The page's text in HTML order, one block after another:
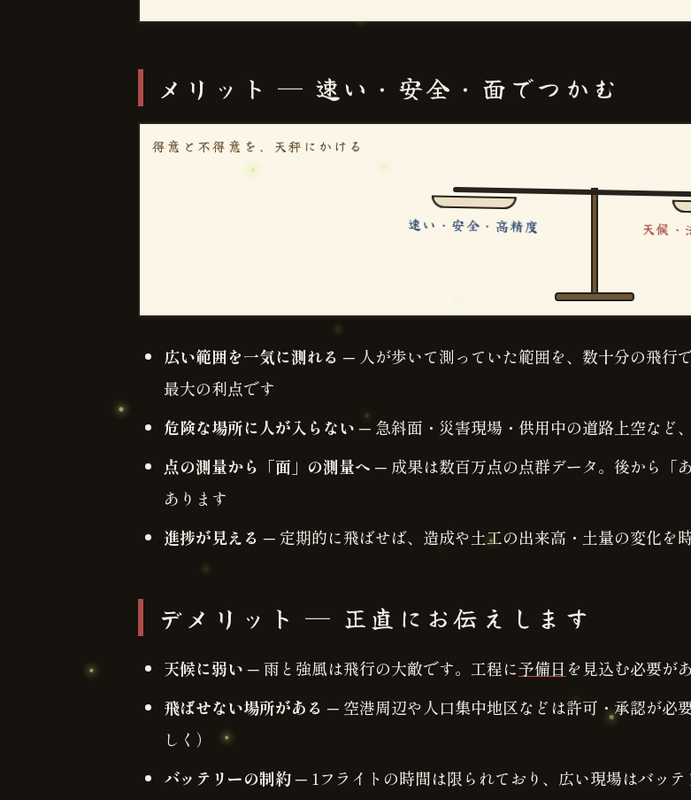
メリット ─ 速い・安全・面でつかむ
得意と不得意を、天秤にかける
速い・安全・高精度 天候・
広い範囲を一気に測れる ─ 人が歩いて測っていた範囲を、数十分の飛行
最大の利点です
危険な場所に人が入らない ─ 急斜面・災害現場・供用中の道路上空など、
点の測量から「面」の測量へ ─ 成果は数百万点の点群データ。後から「
あります
進捗が見える ─ 定期的に飛ばせば、造成や土工の出来高・土量の変化を
デメリット ─ 正直にお伝えします
天候に弱い ─ 雨と強風は飛行の大敵です。工程に予備日 を見込む必要が
飛ばせない場所がある ─ 空港周辺や人口集中地区などは許可・承認が必
しく）
バッテリーの制約─ 1フライトの時間は限られており、広い現場はバッ